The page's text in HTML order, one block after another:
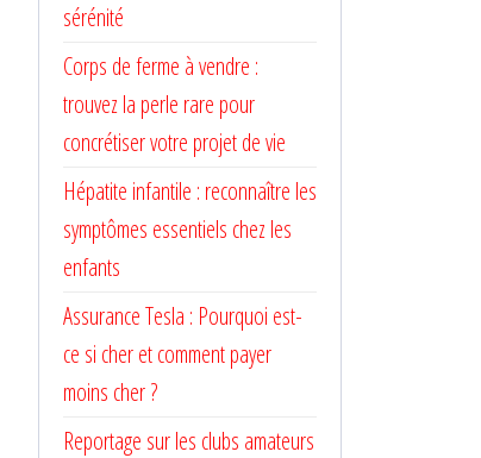
sérénité
Corps de ferme à vendre :
trouvez la perle rare pour
concrétiser votre projet de vie
Hépatite infantile : reconnaître les
symptômes essentiels chez les
enfants
Assurance Tesla : Pourquoi est-
ce si cher et comment payer
moins cher ?
Reportage sur les clubs amateurs